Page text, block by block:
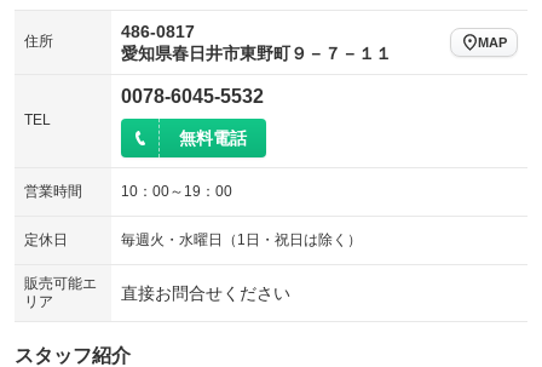
ベンチシート
：装備なし
チップアップシート
：装備なし
ウォークスルー
：装備なし
電動リアゲート
：装備なし
シートエアコン
：装備なし 全周囲カメラ
：装備なし
サイドカメラ
：装備なし
住所
486-0817
愛知県春日井市東野町９－７－１１
MAP
TEL
0078-6045-5532
無料電話
営業時間 10：00～19：00
定休日 毎週火・水曜日（1日・祝日は除く）
販売可能エ
リア
直接お問合せください
スタッフ紹介